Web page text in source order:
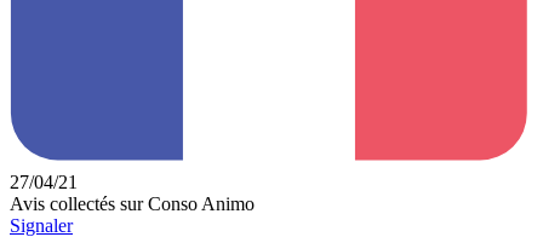
27/04/21
Avis collectés sur Conso Animo
Signaler